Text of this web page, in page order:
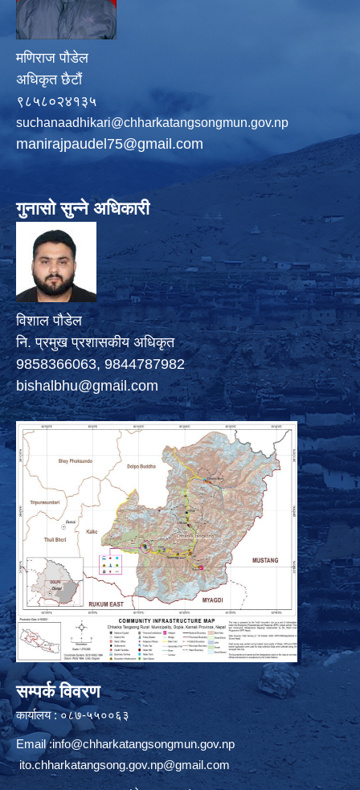
मणिराज पौडेल
अधिकृत छैटौं
९८५८०२४१३५
suchanaadhikari@chharkatangsongmun.gov.np
manirajpaudel75@gmail.com
गुनासो सुन्ने अधिकारी
विशाल पौडेल
नि. प्रमुख प्रशासकीय अधिकृत
9858366063, 9844787982
bishalbhu@gmail.com
सम्पर्क विवरण
कार्यालय : ०८७-५५००६३
Email :info@chharkatangsongmun.gov.np
ito.chharkatangsong.gov.np@gmail.com